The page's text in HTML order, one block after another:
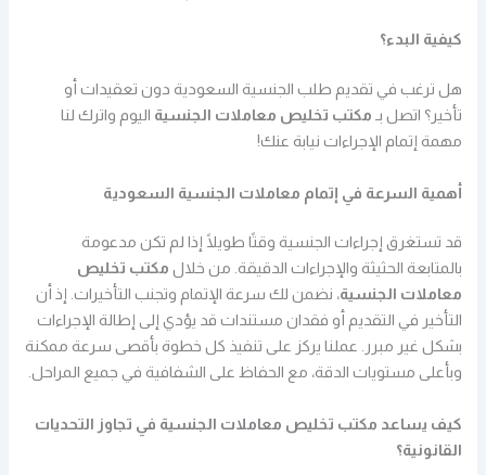
كيفية البدء؟
هل ترغب في تقديم طلب الجنسية السعودية دون تعقيدات أو
تأخير؟ اتصل بـ مكتب تخليص معاملات الجنسية اليوم واترك لنا
مهمة إتمام الإجراءات نيابة عنك!
أهمية السرعة في إتمام معاملات الجنسية السعودية
قد تستغرق إجراءات الجنسية وقتًا طويلًا إذا لم تكن مدعومة
بالمتابعة الحثيثة والإجراءات الدقيقة. من خلال مكتب تخليص
معاملات الجنسية، نضمن لك سرعة الإتمام وتجنب التأخيرات. إذ أن
التأخير في التقديم أو فقدان مستندات قد يؤدي إلى إطالة الإجراءات
بشكل غير مبرر. عملنا يركز على تنفيذ كل خطوة بأقصى سرعة ممكنة
وبأعلى مستويات الدقة، مع الحفاظ على الشفافية في جميع المراحل.
كيف يساعد مكتب تخليص معاملات الجنسية في تجاوز التحديات
القانونية؟